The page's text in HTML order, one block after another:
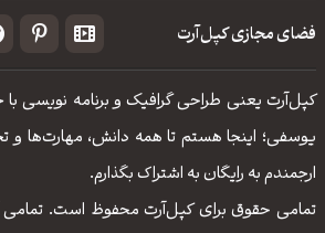
فضای مجازی کپل‌آرت
کپل‌آرت یعنی طراحی گرافیک و برنامه نویسی
یوسفی؛ اینجا هستم تا همه دانش، مهارت‌‌ها و
ارجمندم به رایگان به اشتراک بگذارم.
تمامی حقوق برای کپل‌آرت محفوظ است. تمامی